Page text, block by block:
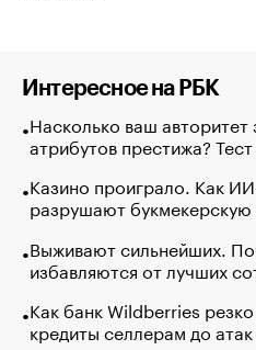
Интересное на РБК
Насколько ваш авторитет
атрибутов престижа?
Казино проиграло. Как
разрушают
Выживают сильнейших.
избавляются от лучших
Как банк Wildberries
кредиты селлерам до